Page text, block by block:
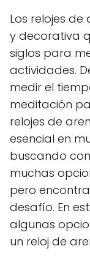
Los relojes
y decorativa
siglos para
actividades.
medir el
meditación
relojes de
esencial en
buscando
muchas
pero
desafío. En
algunas
un reloj de